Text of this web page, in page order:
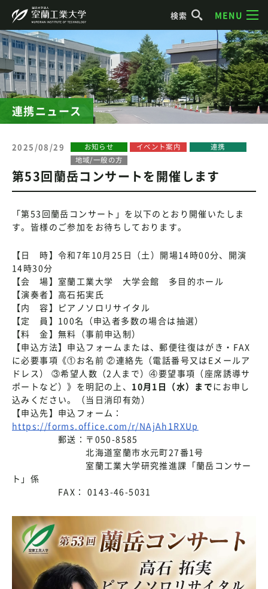
検索 MENU
連携ニュース
2025/08/29 お知らせ イベント案内
連携
地域/一般の方
第53回蘭岳コンサートを開催します
「第53回蘭岳コンサート」を以下のとおり開催いたしま
す。皆様のご参加をお待ちしております。
【日 時】令和7年10月25日（土）開場14時00分、開演
14時30分
【会 場】室蘭工業大学 大学会館 多目的ホール
【演奏者】高石拓実氏
【内 容】ピアノソロリサイタル
【定 員】100名（申込者多数の場合は抽選）
【料 金】無料（事前申込制）
【申込方法】申込フォームまたは、郵便往復はがき・FAX
に必要事項《①お名前 ②連絡先（電話番号又はEメールア
ドレス） ③希望人数（2人まで）④要望事項（座席誘導サ
ポートなど）》を明記の上、 10月1日（水）までにお申し
込みください。（当日消印有効）
【申込先】申込フォーム：
https://forms.office.com/r/NAjAh1RXUp
郵送：〒050-8585
北海道室蘭市水元町27番1号
室蘭工業大学研究推進課「蘭岳コンサー
ト」係
FAX： 0143-46-5031